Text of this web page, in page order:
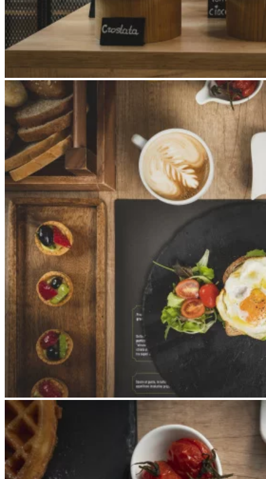
Apri immagine Mitico-48
Apri immagine Mitico-47